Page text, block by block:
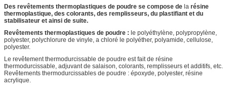
Des revêtements thermoplastiques de poudre se compose de la résine
thermoplastique, des colorants, des remplisseurs, du plastifiant et du
stabilisateur et ainsi de suite.
Revêtements thermoplastiques de poudre : le polyéthylène, polypropylène,
polyester, polychlorure de vinyle, a chloré le polyéther, polyamide, cellulose,
polyester.
Le revêtement thermodurcissable de poudre est fait de résine
thermodurcissable, adjuvant de salaison, colorants, remplisseurs et additifs, etc.
Revêtements thermodurcissables de poudre : époxyde, polyester, résine
acrylique.